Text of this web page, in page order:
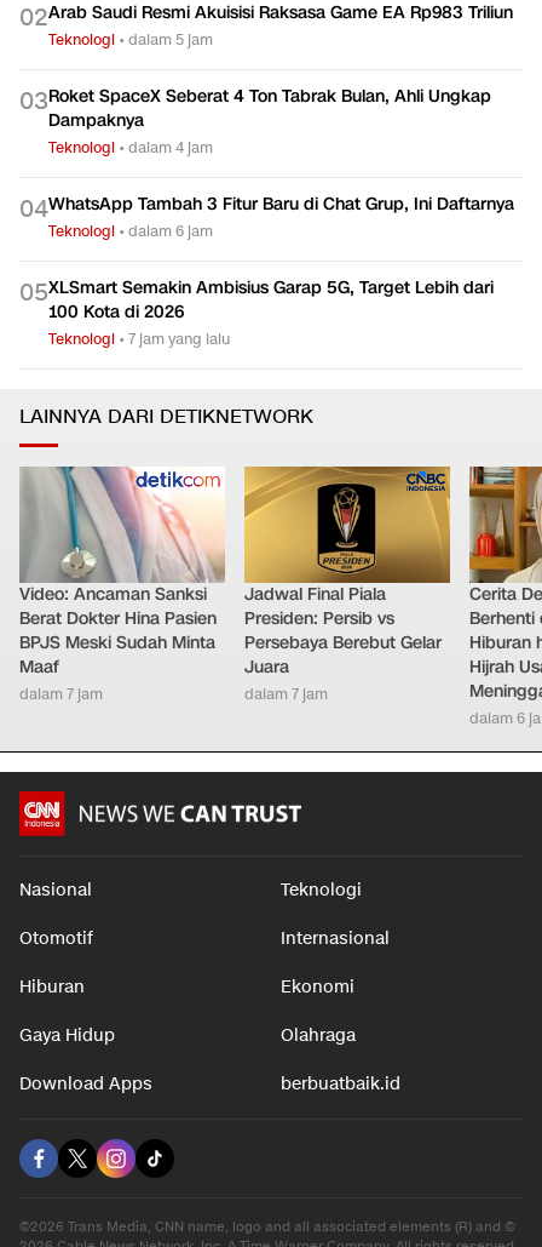
02Arab Saudi Resmi Akuisisi Raksasa Game EA Rp983 Triliun
Teknologi •dalam 5 jam
03Roket SpaceX Seberat 4 Ton Tabrak Bulan, Ahli Ungkap
Dampaknya
Teknologi •dalam 4 jam
04WhatsApp Tambah 3 Fitur Baru di Chat Grup, Ini Daftarnya
Teknologi •dalam 6 jam
05XLSmart Semakin Ambisius Garap 5G, Target Lebih dari
100 Kota di 2026
Teknologi •7 jam yang lalu
LAINNYA DARI DETIKNETWORK
Video: Ancaman Sanksi
Berat Dokter Hina Pasien
BPJS Meski Sudah Minta
Maaf
dalam 7 jam
Jadwal Final Piala
Presiden: Persib vs
Persebaya Berebut Gelar
Juara
dalam 7 jam
Cerita
Berhenti
Hiburan
Hijrah
dalam 6
Nasional Teknologi
Otomotif Internasional
Hiburan Ekonomi
Gaya Hidup Olahraga
Download Apps berbuatbaik.id
©2026 Trans Media, CNN name, logo and all associated elements (R) and ©